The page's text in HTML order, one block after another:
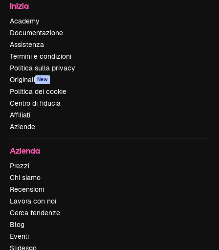
Inizia
Academy
Documentazione
Assistenza
Termini e condizioni
Politica sulla privacy
Originali New
Politica dei cookie
Centro di fiducia
Affiliati
Aziende
Azienda
Prezzi
Chi siamo
Recensioni
Lavora con noi
Cerca tendenze
Blog
Eventi
Slidesgo